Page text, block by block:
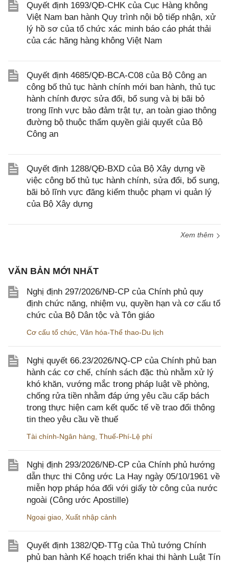
Quyết định 1693/QĐ-CHK của Cục Hàng không
Việt Nam ban hành Quy trình nội bộ tiếp nhận, xử
lý hồ sơ của tổ chức xác minh báo cáo phát thải
của các hãng hàng không Việt Nam
Quyết định 4685/QĐ-BCA-C08 của Bộ Công an
công bố thủ tục hành chính mới ban hành, thủ tục
hành chính được sửa đổi, bổ sung và bị bãi bỏ
trong lĩnh vực bảo đảm trật tự, an toàn giao thông
đường bộ thuộc thẩm quyền giải quyết của Bộ
Công an
Quyết định 1288/QĐ-BXD của Bộ Xây dựng về
việc công bố thủ tục hành chính, sửa đổi, bổ sung,
bãi bỏ lĩnh vực đăng kiểm thuộc phạm vi quản lý
của Bộ Xây dựng
Xem thêm
VĂN BẢN MỚI NHẤT
Nghị định 297/2026/NĐ-CP của Chính phủ quy
định chức năng, nhiệm vụ, quyền hạn và cơ cấu tổ
chức của Bộ Dân tộc và Tôn giáo
Cơ cấu tổ chức, Văn hóa-Thể thao-Du lịch
Nghị quyết 66.23/2026/NQ-CP của Chính phủ ban
hành các cơ chế, chính sách đặc thù nhằm xử lý
khó khăn, vướng mắc trong pháp luật về phòng,
chống rửa tiền nhằm đáp ứng yêu cầu cấp bách
trong thực hiện cam kết quốc tế về trao đổi thông
tin theo yêu cầu về thuế
Tài chính-Ngân hàng, Thuế-Phí-Lệ phí
Nghị định 293/2026/NĐ-CP của Chính phủ hướng
dẫn thực thi Công ước La Hay ngày 05/10/1961 về
miễn hợp pháp hóa đối với giấy tờ công của nước
ngoài (Công ước Apostille)
Ngoại giao, Xuất nhập cảnh
Quyết định 1382/QĐ-TTg của Thủ tướng Chính
phủ ban hành Kế hoạch triển khai thi hành Luật Tín